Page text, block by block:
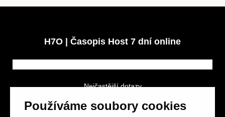
Používáme soubory cookies
H7O | Časopis Host 7 dní online
Nejčastější dotazy
Obchodní podmínky